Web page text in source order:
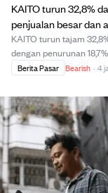
KAITO turun 32,8%
penjualan besar dan
penurunan lebih
KAITO turun tajam
dengan penurunan
tekanan jual yang kuat.
menunjukkan dominasi
Berita Pasar Bearish · 4